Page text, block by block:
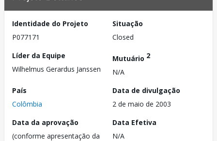
Identidade do Projeto
P077171
Situação
Closed
Líder da Equipe
Wilhelmus Gerardus Janssen
Mutuário 2
N/A
País
Colômbia
Data de divulgação
2 de maio de 2003
Data da aprovação
(conforme apresentação da
Data Efetiva
N/A